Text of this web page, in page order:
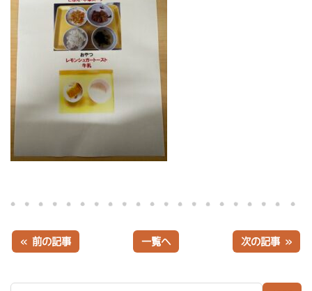
« 前の記事 一覧へ 次の記事 »